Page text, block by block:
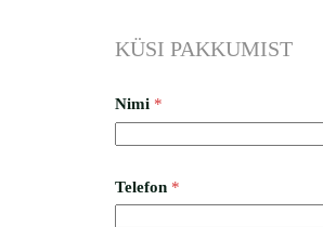
KÜSI PAKKUMIST
Nimi *
Telefon *